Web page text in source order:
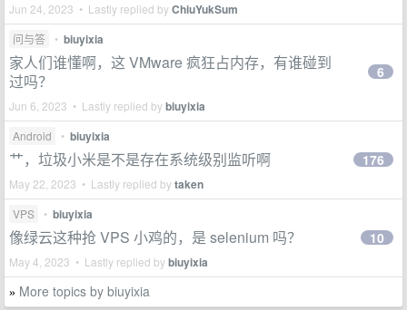
Jun 24, 2023 • Lastly replied byChiuYukSum
问与答 • biuyixia
家人们谁懂啊，这 VMware 疯狂占内存，有谁碰到
过吗？
Jun 6, 2023 • Lastly replied bybiuyixia
6
Android • biuyixia
艹，垃圾小米是不是存在系统级别监听啊
May 22, 2023 • Lastly replied bytaken
176
VPS • biuyixia
像绿云这种抢 VPS 小鸡的，是 selenium 吗？
May 4, 2023 • Lastly replied bybiuyixia
10
» More topics by biuyixia